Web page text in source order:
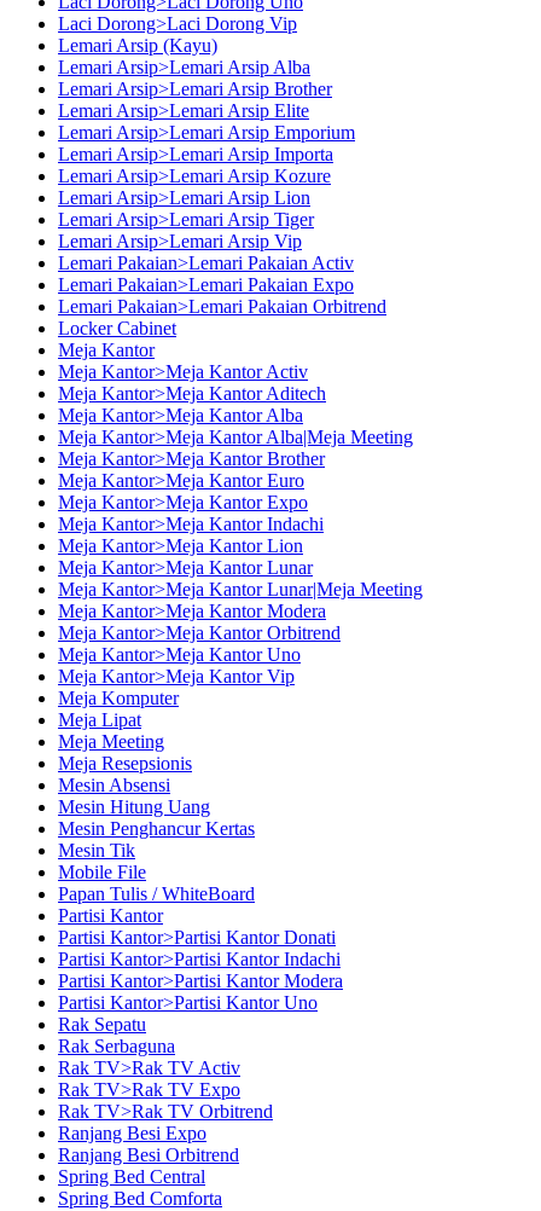
Laci Dorong>Laci Dorong Vip
Lemari Arsip (Kayu)
Lemari Arsip>Lemari Arsip Alba
Lemari Arsip>Lemari Arsip Brother
Lemari Arsip>Lemari Arsip Elite
Lemari Arsip>Lemari Arsip Emporium
Lemari Arsip>Lemari Arsip Importa
Lemari Arsip>Lemari Arsip Kozure
Lemari Arsip>Lemari Arsip Lion
Lemari Arsip>Lemari Arsip Tiger
Lemari Arsip>Lemari Arsip Vip
Lemari Pakaian>Lemari Pakaian Activ
Lemari Pakaian>Lemari Pakaian Expo
Lemari Pakaian>Lemari Pakaian Orbitrend
Locker Cabinet
Meja Kantor
Meja Kantor>Meja Kantor Activ
Meja Kantor>Meja Kantor Aditech
Meja Kantor>Meja Kantor Alba
Meja Kantor>Meja Kantor Alba|Meja Meeting
Meja Kantor>Meja Kantor Brother
Meja Kantor>Meja Kantor Euro
Meja Kantor>Meja Kantor Expo
Meja Kantor>Meja Kantor Indachi
Meja Kantor>Meja Kantor Lion
Meja Kantor>Meja Kantor Lunar
Meja Kantor>Meja Kantor Lunar|Meja Meeting
Meja Kantor>Meja Kantor Modera
Meja Kantor>Meja Kantor Orbitrend
Meja Kantor>Meja Kantor Uno
Meja Kantor>Meja Kantor Vip
Meja Komputer
Meja Lipat
Meja Meeting
Meja Resepsionis
Mesin Absensi
Mesin Hitung Uang
Mesin Penghancur Kertas
Mesin Tik
Mobile File
Papan Tulis / WhiteBoard
Partisi Kantor
Partisi Kantor>Partisi Kantor Donati
Partisi Kantor>Partisi Kantor Indachi
Partisi Kantor>Partisi Kantor Modera
Partisi Kantor>Partisi Kantor Uno
Rak Sepatu
Rak Serbaguna
Rak TV>Rak TV Activ
Rak TV>Rak TV Expo
Rak TV>Rak TV Orbitrend
Ranjang Besi Expo
Ranjang Besi Orbitrend
Spring Bed Central
Spring Bed Comforta